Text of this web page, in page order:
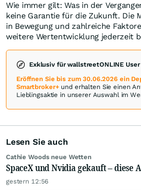
Wie immer gilt: Was in der
keine Garantie für die Zukunft. Die
in Bewegung und zahlreiche
weitere Wertentwicklung jederzeit
Exklusiv für wallstreetONLINE User
Eröffnen Sie bis zum 30.06.2026 ein
Smartbroker+und erhalten Sie einen
Lieblingsaktie in unserer Auswahl im
Lesen Sie auch
Cathie Woods neue Wetten
SpaceX und Nvidia gekauft – diese
gestern 12:56